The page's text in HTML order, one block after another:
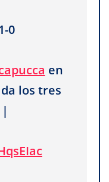
0
en
los tres
|